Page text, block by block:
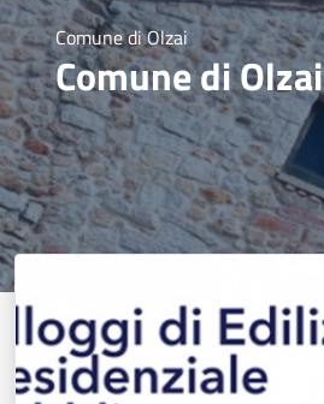
Comune di Olzai
Comune di Olzai